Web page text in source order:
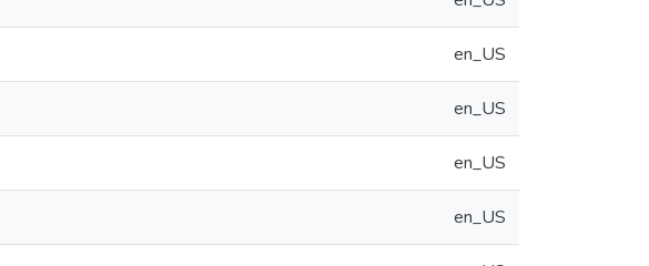
en_US
en_US
en_US
en_US